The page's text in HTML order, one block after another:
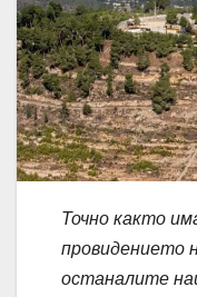
Точно както
провидението
останалите